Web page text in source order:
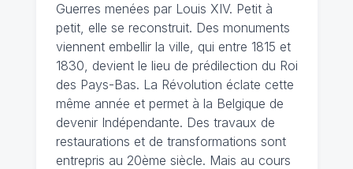
Guerres menées par Louis XIV. Petit à
petit, elle se reconstruit. Des monuments
viennent embellir la ville, qui entre 1815 et
1830, devient le lieu de prédilection du Roi
des Pays-Bas. La Révolution éclate cette
même année et permet à la Belgique de
devenir Indépendante. Des travaux de
restaurations et de transformations sont
entrepris au 20ème siècle. Mais au cours